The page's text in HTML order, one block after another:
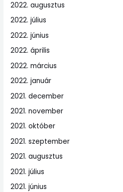
2022. augusztus
2022. július
2022. június
2022. április
2022. március
2022. január
2021. december
2021. november
2021. október
2021. szeptember
2021. augusztus
2021. július
2021. június